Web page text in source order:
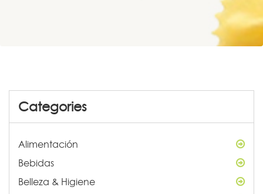
Categories
Alimentación
Bebidas
Belleza & Higiene